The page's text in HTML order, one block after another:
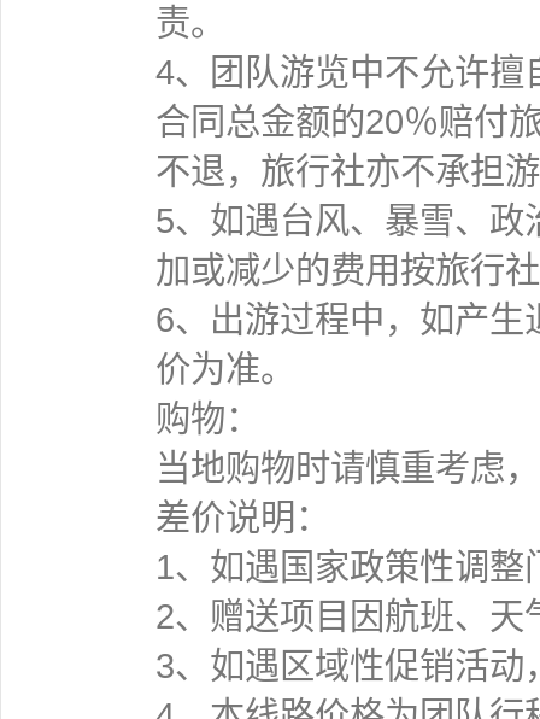
责。
4、团队游览中不允许
合同总金额的20％赔付
不退，旅行社亦不承担
5、如遇台风、暴雪、
加或减少的费用按旅行
6、出游过程中，如产
价为准。
购物：
当地购物时请慎重考虑
差价说明：
1、如遇国家政策性调
2、赠送项目因航班、
3、如遇区域性促销活